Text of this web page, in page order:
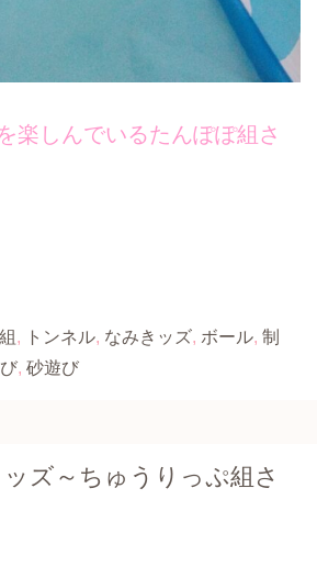
楽しんでいるたんぽぽ組さ
, トンネル, なみきッズ, ボール, 制
, 砂遊び
ズ～ちゅうりっぷ組さ